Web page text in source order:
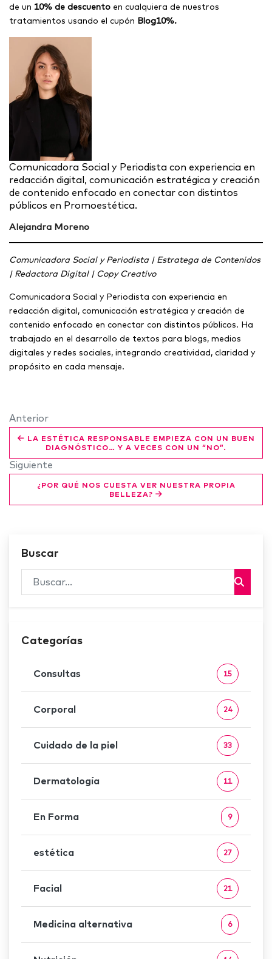
de un 10% de descuento en cualquiera de nuestros
tratamientos usando el cupón Blog10%.
Comunicadora Social y Periodista con experiencia en
redacción digital, comunicación estratégica y creación
de contenido enfocado en conectar con distintos
públicos en Promoestética.
Alejandra Moreno
Comunicadora Social y Periodista | Estratega de Contenidos
| Redactora Digital | Copy Creativo
Comunicadora Social y Periodista con experiencia en
redacción digital, comunicación estratégica y creación de
contenido enfocado en conectar con distintos públicos. Ha
trabajado en el desarrollo de textos para blogs, medios
digitales y redes sociales, integrando creatividad, claridad y
propósito en cada mensaje.
Anterior
LA ESTÉTICA RESPONSABLE EMPIEZA CON UN BUEN
DIAGNÓSTICO… Y A VECES CON UN “NO”.
Siguiente
¿POR QUÉ NOS CUESTA VER NUESTRA PROPIA
BELLEZA?
Buscar
Categorías
Consultas 15
Corporal 24
Cuidado de la piel 33
Dermatología 11
En Forma 9
estética 27
Facial 21
Medicina alternativa 6